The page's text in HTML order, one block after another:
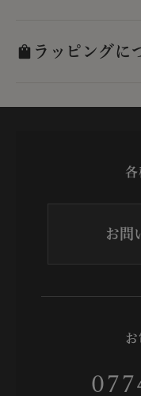
ラッピングに
各
お問